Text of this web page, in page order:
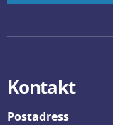
Kontakt
Postadress